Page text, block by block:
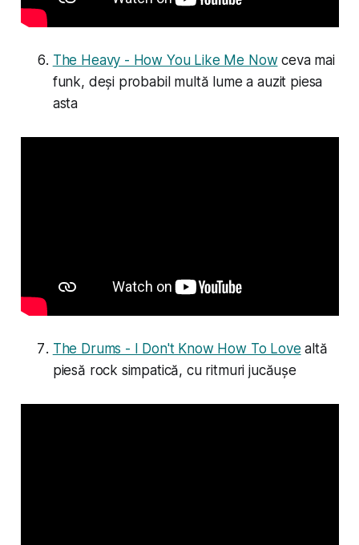
The Heavy - How You Like Me Nowceva mai
funk, deși probabil multă lume a auzit piesa
asta
The Drums - I Don't Know How To Love altă
piesă rock simpatică, cu ritmuri jucăușe